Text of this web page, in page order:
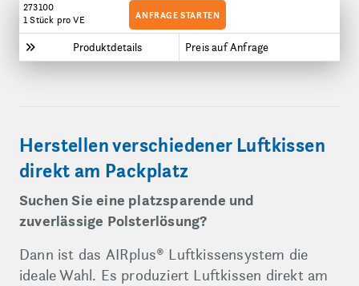
273100
1 Stück pro VE
Produktdetails Preis auf Anfrage
ANFRAGE STARTEN
Herstellen verschiedener Luftkissen
direkt am Packplatz
Suchen Sie eine platzsparende und
zuverlässige Polsterlösung?
Dann ist das AIRplus® Luftkissensystem die
ideale Wahl. Es produziert Luftkissen direkt am